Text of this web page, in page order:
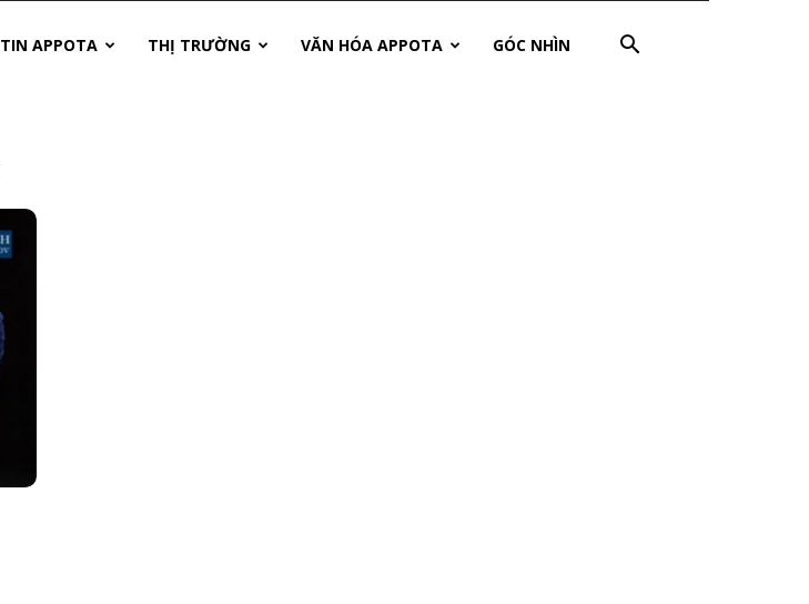
TIN APPOTA THỊ TRƯỜNG VĂN HÓA APPOTA GÓC NHÌN